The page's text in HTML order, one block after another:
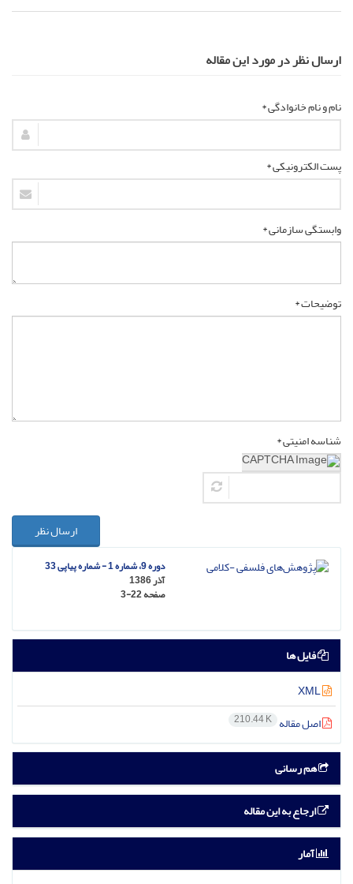
ارسال نظر در مورد این مقاله
نام و نام خانوادگی *
پست الکترونیکی *
وابستگی سازمانی *
توضیحات *
شناسه امنیتی *
ارسال نظر
دوره 9، شماره 1 - شماره پیاپی 33
آذر 1386
صفحه3-22
فایل ها
اصل مقاله 210.44 K
هم رسانی
ارجاع به این مقاله
آمار